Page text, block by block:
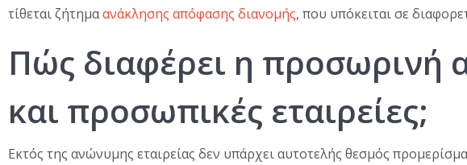
τίθεται ζήτημαανάκλησης απόφασης διανομής, που υπόκειται σε
Πώς διαφέρει η προσωρινή
και προσωπικές εταιρείες;
Εκτός της ανώνυμης εταιρείας δεν υπάρχει αυτοτελής θεσμός